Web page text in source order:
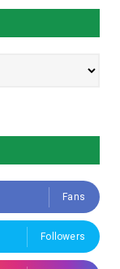
Fans
Followers